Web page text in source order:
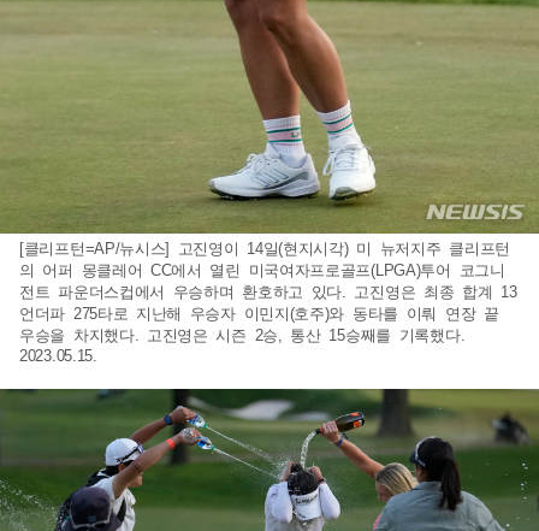
[클리프턴=AP/뉴시스] 고진영이 14일(현지시각) 미 뉴저지주 클리프턴
의 어퍼 몽클레어 CC에서 열린 미국여자프로골프(LPGA)투어 코그니
전트 파운더스컵에서 우승하며 환호하고 있다. 고진영은 최종 합계 13
언더파 275타로 지난해 우승자 이민지(호주)와 동타를 이뤄 연장 끝
우승을 차지했다. 고진영은 시즌 2승, 통산 15승째를 기록했다.
2023.05.15.